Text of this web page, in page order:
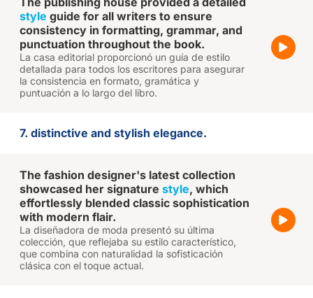
style guide for all writers to ensure
consistency in formatting, grammar, and
punctuation throughout the book.
La casa editorial proporcionó un guía de estilo
detallada para todos los escritores para asegurar
la consistencia en formato, gramática y
puntuación a lo largo del libro.
7. distinctive and stylish elegance.
The fashion designer's latest collection
showcased her signature style, which
effortlessly blended classic sophistication
with modern flair.
La diseñadora de moda presentó su última
colección, que reflejaba su estilo característico,
que combina con naturalidad la sofisticación
clásica con el toque actual.